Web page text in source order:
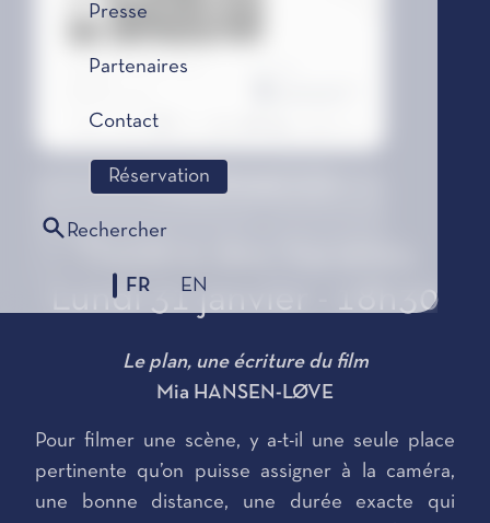
Presse
Partenaires
Contact
Réservation
Rechercher
FR EN
MONACO
Lundi 31 janvier - 18h30
Le plan, une écriture du film
Mia HANSEN-LØVE
Pour filmer une scène, y a-t-il une seule place
pertinente qu’on puisse assigner à la caméra,
une bonne distance, une durée exacte qui